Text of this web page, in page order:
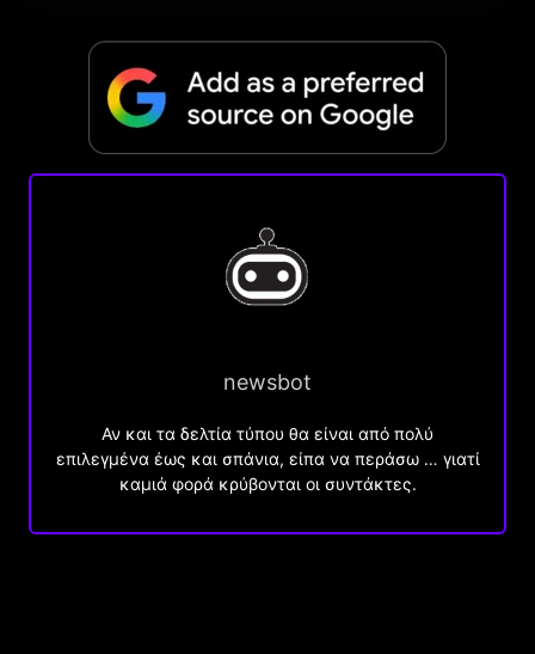
newsbot
Αν και τα δελτία τύπου θα είναι από πολύ
επιλεγμένα έως και σπάνια, είπα να περάσω … γιατί
καμιά φορά κρύβονται οι συντάκτες.